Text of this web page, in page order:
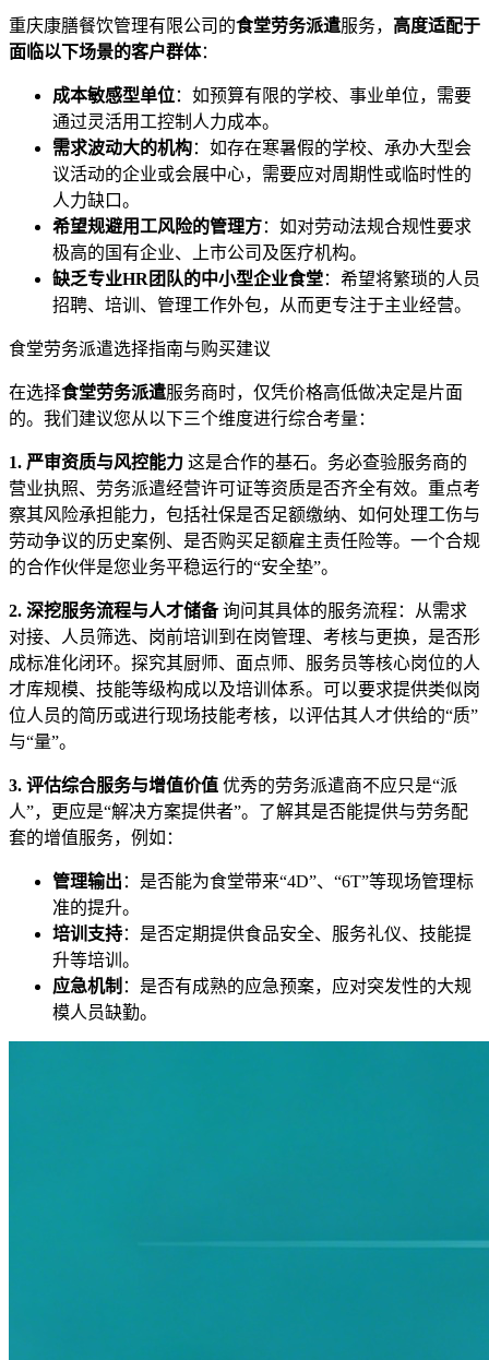
重庆康膳餐饮管理有限公司的食堂劳务派遣服务， 高度适配于
面临以下场景的客户群体：
成本敏感型单位：如预算有限的学校、事业单位，需要
通过灵活用工控制人力成本。
需求波动大的机构：如存在寒暑假的学校、承办大型会
议活动的企业或会展中心，需要应对周期性或临时性的
人力缺口。
希望规避用工风险的管理方：如对劳动法规合规性要求
极高的国有企业、上市公司及医疗机构。
缺乏专业HR团队的中小型企业食堂：希望将繁琐的人员
招聘、培训、管理工作外包，从而更专注于主业经营。
食堂劳务派遣选择指南与购买建议
在选择食堂劳务派遣服务商时，仅凭价格高低做决定是片面
的。我们建议您从以下三个维度进行综合考量：
1. 严审资质与风控能力 这是合作的基石。务必查验服务商的
营业执照、劳务派遣经营许可证等资质是否齐全有效。重点考
察其风险承担能力，包括社保是否足额缴纳、如何处理工伤与
劳动争议的历史案例、是否购买足额雇主责任险等。一个合规
的合作伙伴是您业务平稳运行的“安全垫”。
2. 深挖服务流程与人才储备询问其具体的服务流程：从需求
对接、人员筛选、岗前培训到在岗管理、考核与更换，是否形
成标准化闭环。探究其厨师、面点师、服务员等核心岗位的人
才库规模、技能等级构成以及培训体系。可以要求提供类似岗
位人员的简历或进行现场技能考核，以评估其人才供给的“质”
与“量”。
3. 评估综合服务与增值价值 优秀的劳务派遣商不应只是“派
人”，更应是“解决方案提供者”。了解其是否能提供与劳务配
套的增值服务，例如：
管理输出 ：是否能为食堂带来“4D”、“6T”等现场管理标
准的提升。
培训支持：是否定期提供食品安全、服务礼仪、技能提
升等培训。
应急机制 ：是否有成熟的应急预案，应对突发性的大规
模人员缺勤。